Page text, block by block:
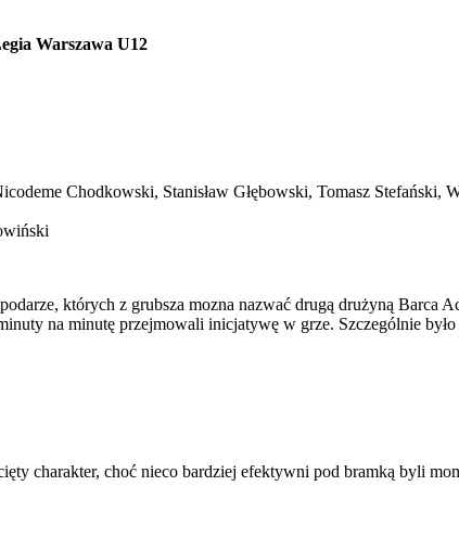
Warszawa U12
Chodkowski, Stanisław Głębowski, Tomasz
których z grubsza mozna nazwać drugą drużyną Barca
na minutę przejmowali inicjatywę w grze. Szczególnie
charakter, choć nieco bardziej efektywni pod bramką byli